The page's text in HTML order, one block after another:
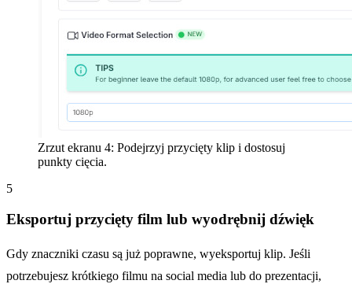
Zrzut ekranu 4: Podejrzyj przycięty klip i dostosuj
punkty cięcia.
5
Eksportuj przycięty film lub wyodrębnij dźwięk
Gdy znaczniki czasu są już poprawne, wyeksportuj klip. Jeśli
potrzebujesz krótkiego filmu na social media lub do prezentacji,